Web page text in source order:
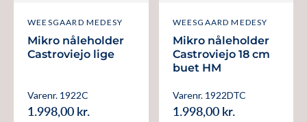
WEESGAARD MEDESY
Mikro nåleholder
Castroviejo lige
Varenr. 1922C
1.998,00 kr.
WEESGAARD MEDESY
Mikro nåleholder
Castroviejo 18 cm
buet HM
Varenr. 1922DTC
1.998,00 kr.